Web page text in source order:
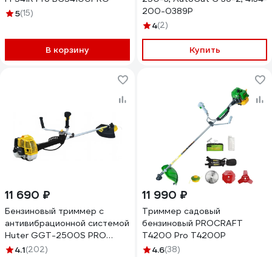
5(15)
В корзину
200-0389P
4(2)
Купить
11 690 ₽
Бензиновый триммер с
антивибрационной системой
Huter GGT-2500S PRO
70/2/27
4.1(202)
11 990 ₽
Триммер садовый
бензиновый PROCRAFT
T4200 Pro T4200P
4.6(38)